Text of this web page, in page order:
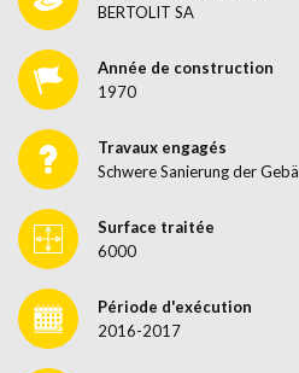
BERTOLIT SA
Année de construction
1970
Travaux engagés
Schwere Sanierung der
Surface traitée
6000
Période d'exécution
2016-2017